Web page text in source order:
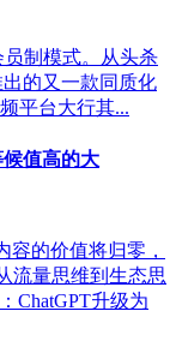
制模式。从头杀
的又一款同质化
平台大行其...
值高的大
容的价值将归零，
流量思维到生态思
ChatGPT升级为